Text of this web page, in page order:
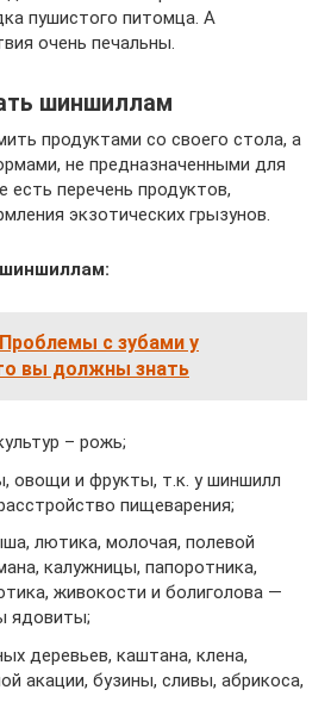
пушистого питомца. А
очень печальны.
шиншиллам
продуктами со своего стола, а
не предназначенными для
есть перечень продуктов,
экзотических грызунов.
Проблемы с зубами у
вы должны знать
– рожь;
овощи и фрукты, т.к. у шиншилл
пищеварения;
лютика, молочая, полевой
калужницы, папоротника,
живокости и болиголова —
ядовиты;
деревьев, каштана, клена,
акации, бузины, сливы, абрикоса,